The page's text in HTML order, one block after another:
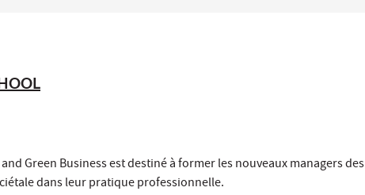
Green Business est destiné à former les nouveaux managers des
dans leur pratique professionnelle.